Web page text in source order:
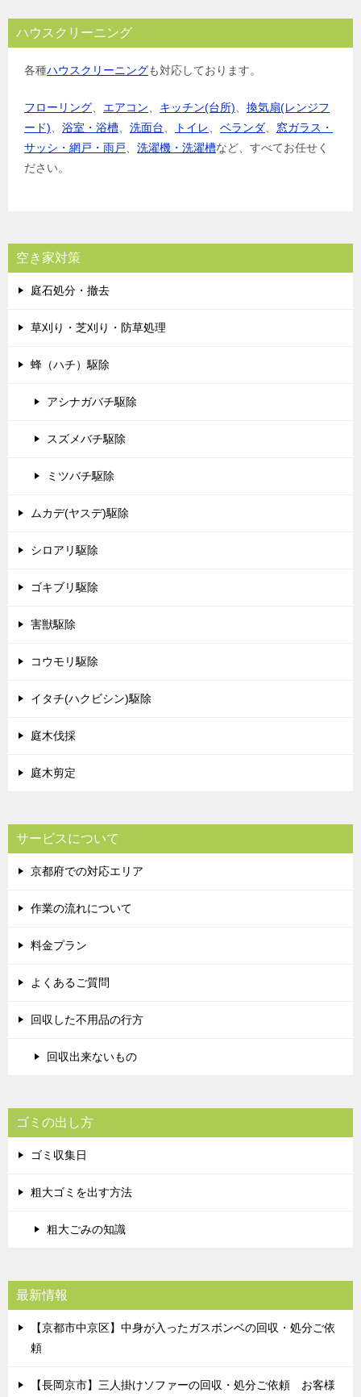
ハウスクリーニング
各種ハウスクリーニングも対応しております。
フローリング エアコン キッチン(台所)
換気扇(レンジフ
ード)
浴室・浴槽 洗面台 トイレ ベランダ
窓ガラス・
サッシ・網戸・雨戸
洗濯機・洗濯槽など、すべてお任せく
ださい。
空き家対策
庭石処分・撤去
草刈り・芝刈り・防草処理
蜂（ハチ）駆除
アシナガバチ駆除
スズメバチ駆除
ミツバチ駆除
ムカデ(ヤスデ)駆除
シロアリ駆除
ゴキブリ駆除
害獣駆除
コウモリ駆除
イタチ(ハクビシン)駆除
庭木伐採
庭木剪定
サービスについて
京都府での対応エリア
作業の流れについて
料金プラン
よくあるご質問
回収した不用品の行方
回収出来ないもの
ゴミの出し方
ゴミ収集日
粗大ゴミを出す方法
粗大ごみの知識
最新情報
【京都市中京区】中身が入ったガスボンベの回収・処分ご依
頼
【長岡京市】三人掛けソファーの回収・処分ご依頼 お客様